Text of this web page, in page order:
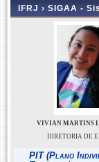
IFRJ › SIGAA -
VIVIAN MARTINS
DIRETORIA DE
PIT (Plano